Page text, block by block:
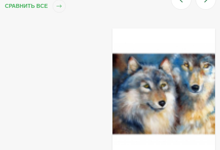
СРАВНИТЬ ВСЕ